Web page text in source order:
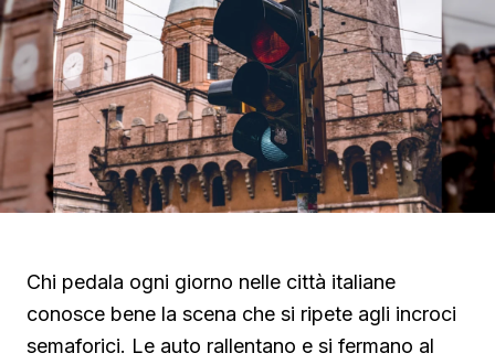
Chi pedala ogni giorno nelle città italiane
conosce bene la scena che si ripete agli incroci
semaforici. Le auto rallentano e si fermano al